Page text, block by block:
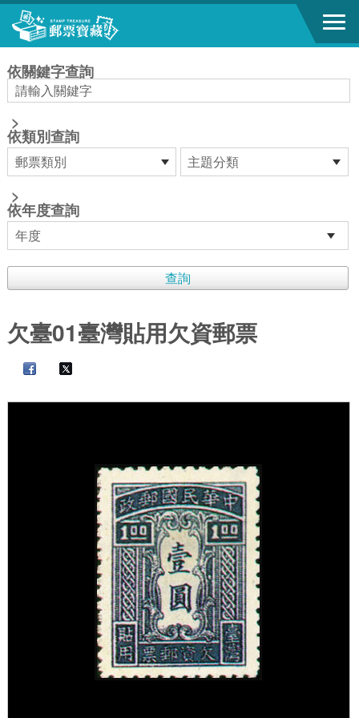
跳到主要內容區塊
依關鍵字查詢
>
依類別查詢
>
依年度查詢
欠臺01臺灣貼用欠資郵票